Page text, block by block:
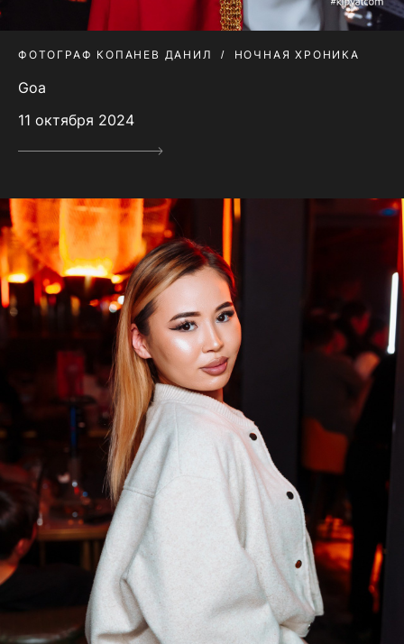
ФОТОГРАФ КОПАНЕВ ДАНИЛ НОЧНАЯ ХРОНИКА
Goa
11 октября 2024